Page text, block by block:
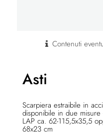
Contenuti
Asti
Scarpiera estraibile in
disponibile in due misure
LAP ca. 62-115,5x35,5
68x23 cm